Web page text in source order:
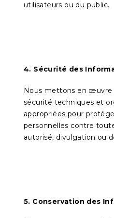
utilisateurs ou du public.
4. Sécurité des
Nous mettons en œuvre
sécurité techniques et
appropriées pour
personnelles contre
autorisé, divulgation ou
5. Conservation des